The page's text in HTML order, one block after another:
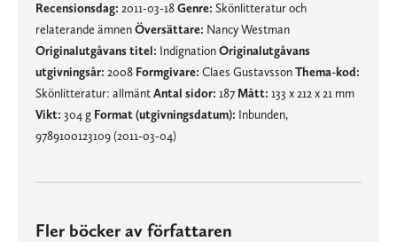
Recensionsdag: 2011-03-18Genre: Skönlitteratur och
relaterande ämnenÖversättare: Nancy Westman
Originalutgåvans titel: IndignationOriginalutgåvans
utgivningsår: 2008 Formgivare: Claes GustavssonThema-kod:
Skönlitteratur: allmäntAntal sidor: 187 Mått: 133 x 212 x 21 mm
Vikt: 304 g Format (utgivningsdatum): Inbunden,
9789100123109 (2011-03-04)
Fler böcker av författaren